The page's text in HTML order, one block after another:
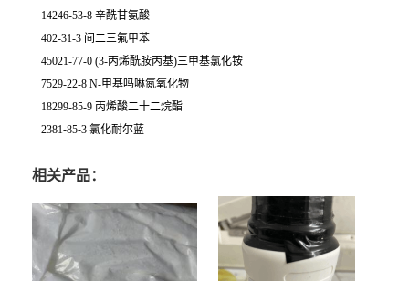
14246-53-8 辛酰甘氨酸
402-31-3 间二三氟甲苯
45021-77-0 (3-丙烯酰胺丙基)三甲基氯化铵
7529-22-8 N-甲基吗啉氮氧化物
18299-85-9 丙烯酸二十二烷酯
2381-85-3 氯化耐尔蓝
相关产品：